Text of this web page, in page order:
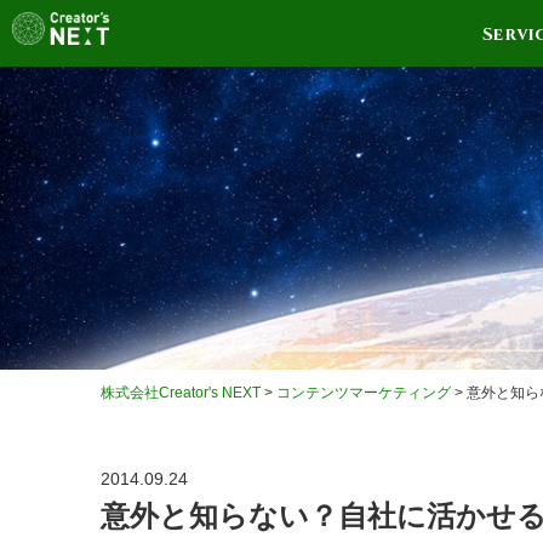
株式会社Creator's NEXT > コンテンツマーケティング >意外と知
2014.09.24
意外と知らない？自社に活かせ